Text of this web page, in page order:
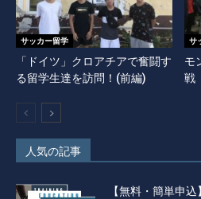
サッカー留学
「ドイツ」クロアチアで奮闘す
る留学生達を訪問！(前編)
サ
モ
戦
人気の記事
【無料・簡単申